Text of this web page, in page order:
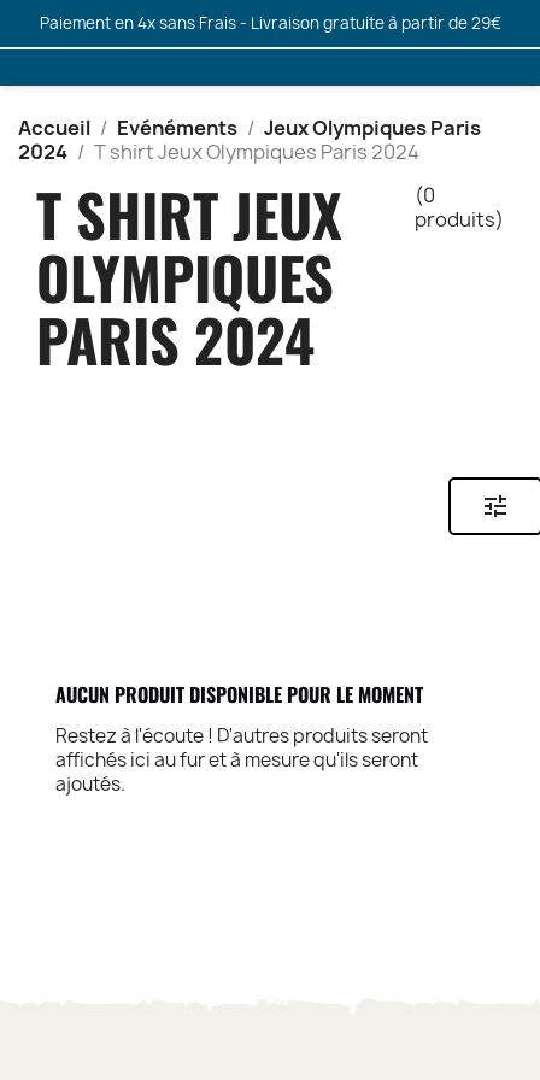
Paiement en 4x sans Frais - Livraison gratuite à partir de 29€
Accueil Evénéments
Jeux Olympiques Paris
2024
T shirt Jeux Olympiques Paris 2024
T SHIRT JEUX
OLYMPIQUES
PARIS 2024
(0
produits)
tune
AUCUN PRODUIT DISPONIBLE POUR LE MOMENT
Restez à l'écoute ! D'autres produits seront
affichés ici au fur et à mesure qu'ils seront
ajoutés.